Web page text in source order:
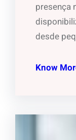
presença
desde
Know